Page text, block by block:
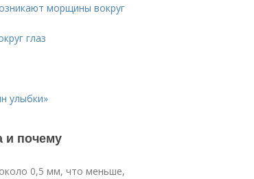
морщины вокруг
глаз
улыбки»
и почему
0,5 мм, что меньше,